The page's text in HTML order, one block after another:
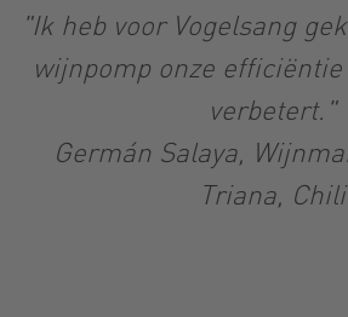
"Ik heb voor Vogelsang
wijnpomp onze
verbetert."
Germán Salaya,
Triana, Chili